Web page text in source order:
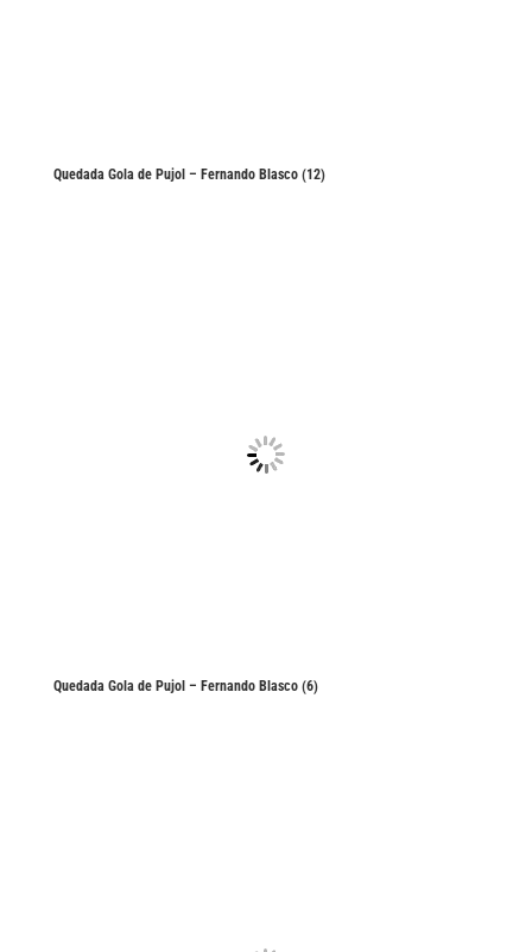
Quedada Gola de Pujol – Fernando Blasco (12)
Quedada Gola de Pujol – Fernando Blasco (6)